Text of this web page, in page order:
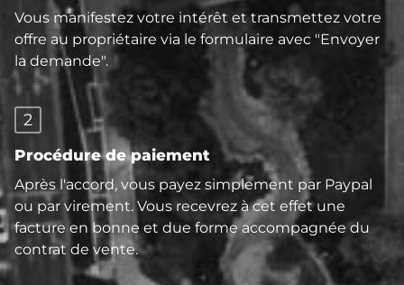
Vous manifestez votre intérêt et transmettez votre
offre au propriétaire via le formulaire avec "Envoyer
la demande".
2
Procédure de paiement
Après l'accord, vous payez simplement par Paypal
ou par virement. Vous recevrez à cet effet une
facture en bonne et due forme accompagnée du
contrat de vente.